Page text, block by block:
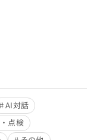
AI対話
点検